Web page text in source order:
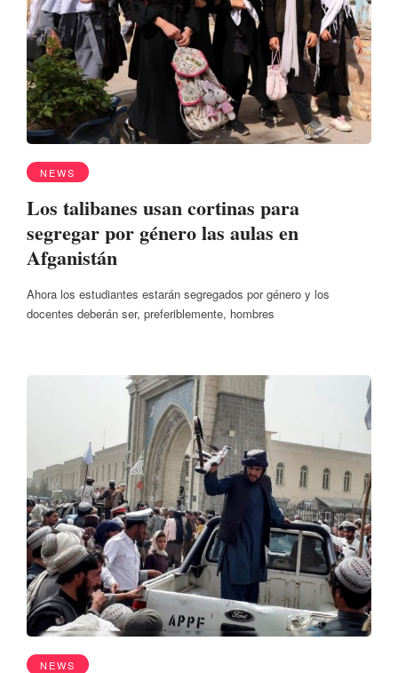
NEWS
Los talibanes usan cortinas para
segregar por género las aulas en
Afganistán
Ahora los estudiantes estarán segregados por género y los
docentes deberán ser, preferiblemente, hombres
NEWS